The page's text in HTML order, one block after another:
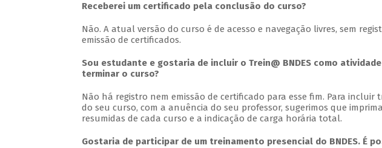
Receberei um certificado pela conclusão do curso?
Não. A atual versão do curso é de acesso e navegação livres, sem
emissão de certificados.
Sou estudante e gostaria de incluir o Trein@ BNDES como
terminar o curso?
Não há registro nem emissão de certificado para esse fim. Para
do seu curso, com a anuência do seu professor, sugerimos que
resumidas de cada curso e a indicação de carga horária total.
Gostaria de participar de um treinamento presencial do BNDES. É